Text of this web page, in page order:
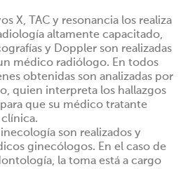
X, TAC y resonancia los realiza
altamente capacitado,
y Doppler son realizadas
médico radiólogo. En todos
obtenidas son analizadas por
quien interpreta los hallazgos
que su médico tratante
son realizados y
ginecólogos. En el caso de
la toma está a cargo